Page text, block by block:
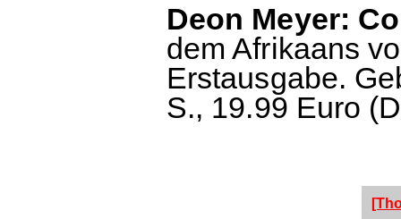
Deon Meyer:
dem Afrikaans
Erstausgabe.
S., 19.99 Euro